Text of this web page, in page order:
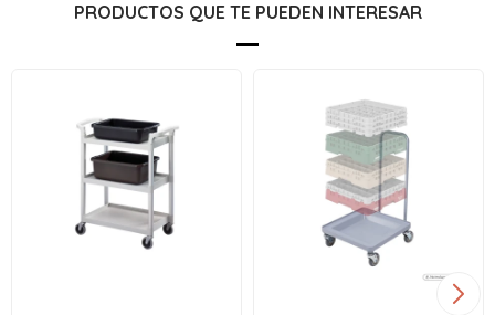
PRODUCTOS QUE TE PUEDEN INTERESAR